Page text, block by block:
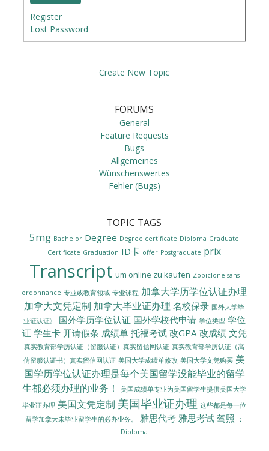
Register
Lost Password
Create New Topic
FORUMS
General
Feature Requests
Bugs
Allgemeines
Wünschenswertes
Fehler (Bugs)
TOPIC TAGS
5mg Bachelor Degree Degree certificate Diploma Graduate
Certificate Graduation ID卡 offer Postgraduate prix
Transcript um online zu kaufen Zopiclone sans
ordonnance 专业或教育领域 专业课程 加拿大学历学位认证办理
加拿大文凭定制 加拿大毕业证办理 名校保录 国外大学毕
业证认证〗
国外学历学位认证 国外学校代申请 学位类型 学位
证 学生卡 开请假条 成绩单 托福考试 改GPA 改成绩 文凭
真实教育部学历认证（留服认证）真实留信网认证 真实教育部学历认证（高
仿留服认证书）真实留信网认证 美国大学成绩单修改 美国大学文凭购买 美
国学历学位认证办理是每个美国留学没能毕业的留学
生都必须办理的业务！
美国成绩单专业为美国留学生提供美国大学
毕业证办理 美国文凭定制 美国毕业证办理 这些都是每一位
留学加拿大未毕业留学生的必办业务。
雅思代考 雅思考试 驾照
：
Diploma